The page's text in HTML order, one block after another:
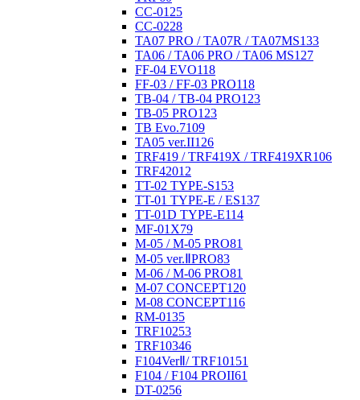
CC-01 25
CC-0228
TA07 PRO / TA07R / TA07MS133
TA06 / TA06 PRO / TA06 MS127
FF-04 EVO118
FF-03 / FF-03 PRO118
TB-04 / TB-04 PRO123
TB-05 PRO123
TB Evo.7109
TA05 ver.II126
TRF419 / TRF419X / TRF419XR106
TRF42012
TT-02 TYPE-S153
TT-01 TYPE-E / ES137
TT-01D TYPE-E114
MF-01X79
M-05 / M-05 PRO81
M-05 ver.ⅡPRO83
M-06 / M-06 PRO81
M-07 CONCEPT120
M-08 CONCEPT116
RM-0135
TRF10253
TRF10346
F104VerⅡ/ TRF101 51
F104 / F104 PROII61
DT-0256